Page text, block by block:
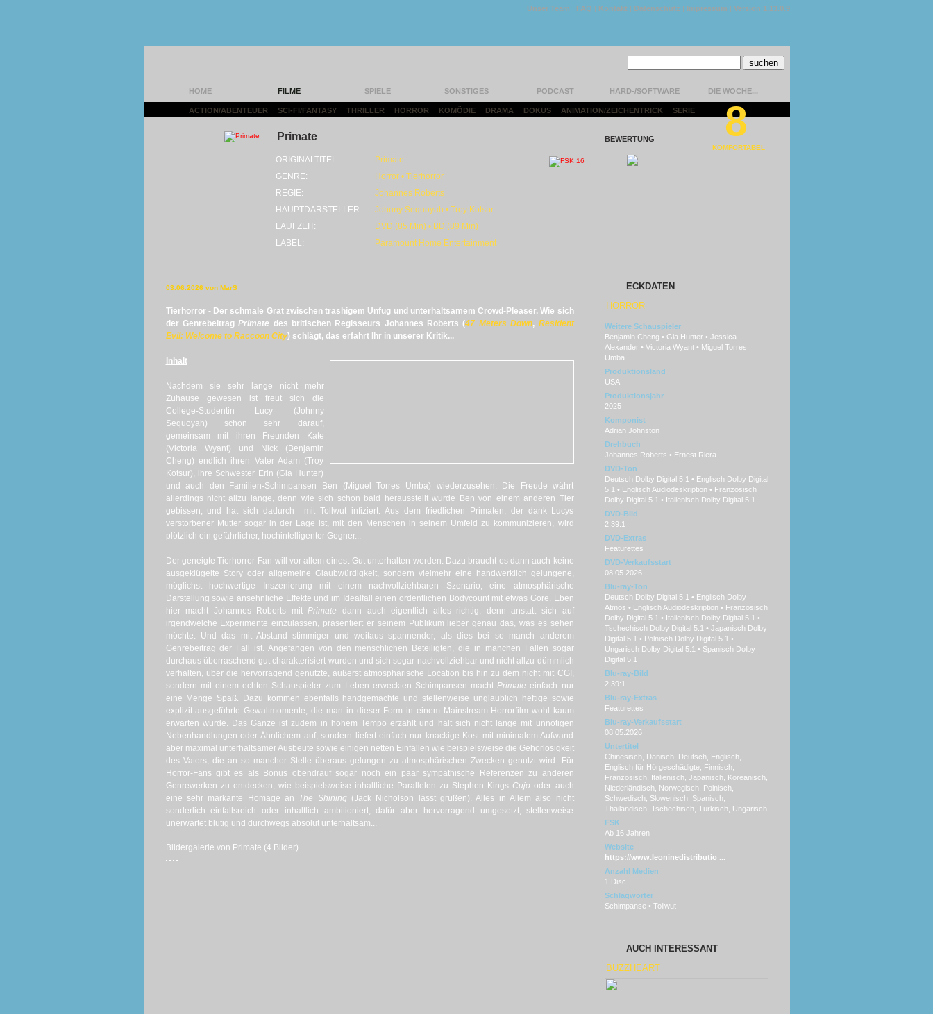
Unser Team | FAQ | Kontakt | Datenschutz | Impressum | Version 1.13.0.9
HOME FILME SPIELE SONSTIGES PODCAST HARD-/SOFTWARE DIE WOCHE...
ACTION/ABENTEUER SCI-FI/FANTASY THRILLER HORROR KOMÖDIE DRAMA DOKUS ANIMATION/ZEICHENTRICK SERIE
Primate
ORIGINALTITEL:
Primate
GENRE:
Horror • Tierhorror
REGIE:
Johannes Roberts
HAUPTDARSTELLER:
Johnny Sequoyah • Troy Kotsur
LAUFZEIT:
DVD (85 Min) • BD (89 Min)
LABEL:
Paramount Home Entertainment
BEWERTUNG 8
KOMFORTABEL
03.06.2026 von MarS
Tierhorror - Der schmale Grat zwischen trashigem Unfug und unterhaltsamem Crowd-Pleaser. Wie sich
der GenrebeitragPrimate des britischen Regisseurs Johannes Roberts (47 Meters Down, Resident
Evil: Welcome to Raccoon City) schlägt, das erfahrt Ihr in unserer Kritik...
Inhalt
Nachdem sie sehr lange nicht mehr
Zuhause gewesen ist freut sich die
College-Studentin Lucy (Johnny
Sequoyah) schon sehr darauf,
gemeinsam mit ihren Freunden Kate
(Victoria Wyant) und Nick (Benjamin
Cheng) endlich ihren Vater Adam (Troy
Kotsur), ihre Schwester Erin (Gia Hunter)
und auch den Familien-Schimpansen Ben (Miguel Torres Umba) wiederzusehen. Die Freude währt
allerdings nicht allzu lange, denn wie sich schon bald herausstellt wurde Ben von einem anderen Tier
gebissen, und hat sich dadurch mit Tollwut infiziert. Aus dem friedlichen Primaten, der dank Lucys
verstorbener Mutter sogar in der Lage ist, mit den Menschen in seinem Umfeld zu kommunizieren, wird
plötzlich ein gefährlicher, hochintelligenter Gegner...
Der geneigte Tierhorror-Fan will vor allem eines: Gut unterhalten werden. Dazu braucht es dann auch keine
ausgeklügelte Story oder allgemeine Glaubwürdigkeit, sondern vielmehr eine handwerklich gelungene,
möglichst hochwertige Inszenierung mit einem nachvollziehbaren Szenario, eine atmosphärische
Darstellung sowie ansehnliche Effekte und im Idealfall einen ordentlichen Bodycount mit etwas Gore. Eben
hier macht Johannes Roberts mitPrimate dann auch eigentlich alles richtig, denn anstatt sich auf
irgendwelche Experimente einzulassen, präsentiert er seinem Publikum lieber genau das, was es sehen
möchte. Und das mit Abstand stimmiger und weitaus spannender, als dies bei so manch anderem
Genrebeitrag der Fall ist. Angefangen von den menschlichen Beteiligten, die in manchen Fällen sogar
durchaus überraschend gut charakterisiert wurden und sich sogar nachvollziehbar und nicht allzu dümmlich
verhalten, über die hervorragend genutzte, äußerst atmosphärische Location bis hin zu dem nicht mit CGI,
sondern mit einem echten Schauspieler zum Leben erweckten Schimpansen machtPrimateeinfach nur
eine Menge Spaß. Dazu kommen ebenfalls handgemachte und stellenweise unglaublich heftige sowie
explizit ausgeführte Gewaltmomente, die man in dieser Form in einem Mainstream-Horrorfilm wohl kaum
erwarten würde. Das Ganze ist zudem in hohem Tempo erzählt und hält sich nicht lange mit unnötigen
Nebenhandlungen oder Ähnlichem auf, sondern liefert einfach nur knackige Kost mit minimalem Aufwand
aber maximal unterhaltsamer Ausbeute sowie einigen netten Einfällen wie beispielsweise die Gehörlosigkeit
des Vaters, die an so mancher Stelle überaus gelungen zu atmosphärischen Zwecken genutzt wird. Für
Horror-Fans gibt es als Bonus obendrauf sogar noch ein paar sympathische Referenzen zu anderen
Genrewerken zu entdecken, wie beispielsweise inhaltliche Parallelen zu Stephen Kings Cujo oder auch
eine sehr markante Homage an The Shining (Jack Nicholson lässt grüßen). Alles in Allem also nicht
sonderlich einfallsreich oder inhaltlich ambitioniert, dafür aber hervorragend umgesetzt, stellenweise
unerwartet blutig und durchwegs absolut unterhaltsam...
Bildergalerie von Primate (4 Bilder)
ECKDATEN
HORROR
Weitere Schauspieler
Benjamin Cheng • Gia Hunter • Jessica
Alexander • Victoria Wyant • Miguel Torres
Umba
Produktionsland
USA
Produktionsjahr
2025
Komponist
Adrian Johnston
Drehbuch
Johannes Roberts • Ernest Riera
DVD-Ton
Deutsch Dolby Digital 5.1 • Englisch Dolby Digital
5.1 • Englisch Audiodeskription • Französisch
Dolby Digital 5.1 • Italienisch Dolby Digital 5.1
DVD-Bild
2.39:1
DVD-Extras
Featurettes
DVD-Verkaufsstart
08.05.2026
Blu-ray-Ton
Deutsch Dolby Digital 5.1 • Englisch Dolby
Atmos • Englisch Audiodeskription • Französisch
Dolby Digital 5.1 • Italienisch Dolby Digital 5.1 •
Tschechisch Dolby Digital 5.1 • Japanisch Dolby
Digital 5.1 • Polnisch Dolby Digital 5.1 •
Ungarisch Dolby Digital 5.1 • Spanisch Dolby
Digital 5.1
Blu-ray-Bild
2.39:1
Blu-ray-Extras
Featurettes
Blu-ray-Verkaufsstart
08.05.2026
Untertitel
Chinesisch, Dänisch, Deutsch, Englisch,
Englisch für Hörgeschädigte, Finnisch,
Französisch, Italienisch, Japanisch, Koreanisch,
Niederländisch, Norwegisch, Polnisch,
Schwedisch, Slowenisch, Spanisch,
Thailändisch, Tschechisch, Türkisch, Ungarisch
FSK
Ab 16 Jahren
Website
https://www.leoninedistributio ...
Anzahl Medien
1 Disc
Schlagwörter
Schimpanse • Tollwut
AUCH INTERESSANT
BUZZHEART